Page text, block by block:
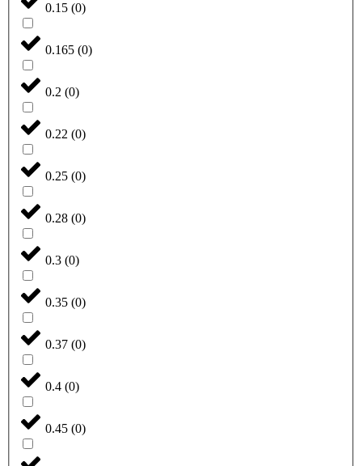
0.15 (0)
0.165 (0)
0.2 (0)
0.22 (0)
0.25 (0)
0.28 (0)
0.3 (0)
0.35 (0)
0.37 (0)
0.4 (0)
0.45 (0)